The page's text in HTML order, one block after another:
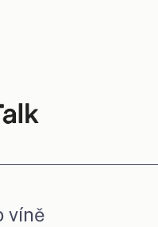
víně